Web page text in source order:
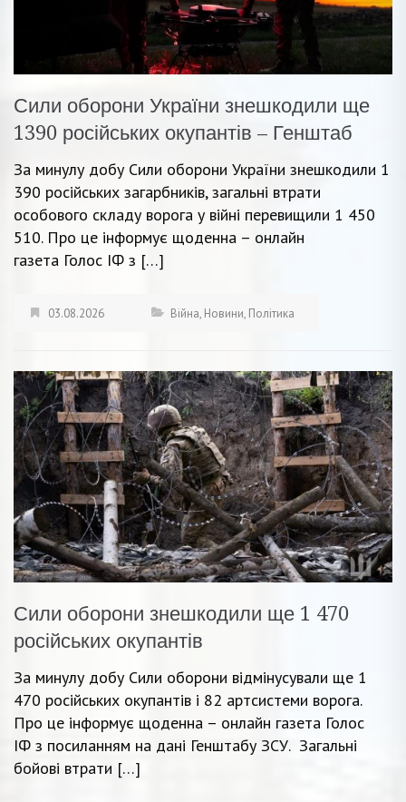
Сили оборони України знешкодили ще
1390 російських окупантів – Генштаб
За минулу добу Сили оборони України знешкодили 1
390 російських загарбників, загальні втрати
особового складу ворога у війні перевищили 1 450
510. Про це інформує щоденна – онлайн
газета Голос ІФ з […]
03.08.2026 Війна, Новини, Політика
Сили оборони знешкодили ще 1 470
російських окупантів
За минулу добу Сили оборони відмінусували ще 1
470 російських окупантів і 82 артсистеми ворога.
Про це інформує щоденна – онлайн газета Голос
ІФ з посиланням на дані Генштабу ЗСУ. Загальні
бойові втрати […]